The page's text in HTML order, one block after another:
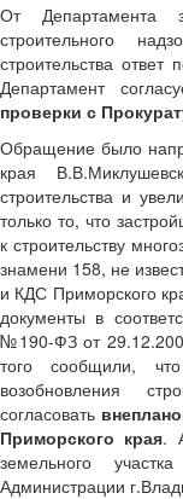
От Департамента
строительного
строительства
Департамент
проверки с
Обращение было
края
строительства и
только то, что
к строительству
знамени 158, не
и КДС Приморского
документы в
№190-ФЗ от
того сообщили,
возобновления
согласовать
Приморского края.
земельного
Администрации